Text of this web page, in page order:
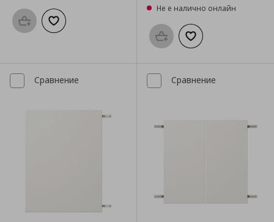
Προσθήκη στο καλάθι
Добави към списъка с любими
Не е налично онлайн
Προσθήκη στο καλάθι
Добави към
Сравнение Сравнение